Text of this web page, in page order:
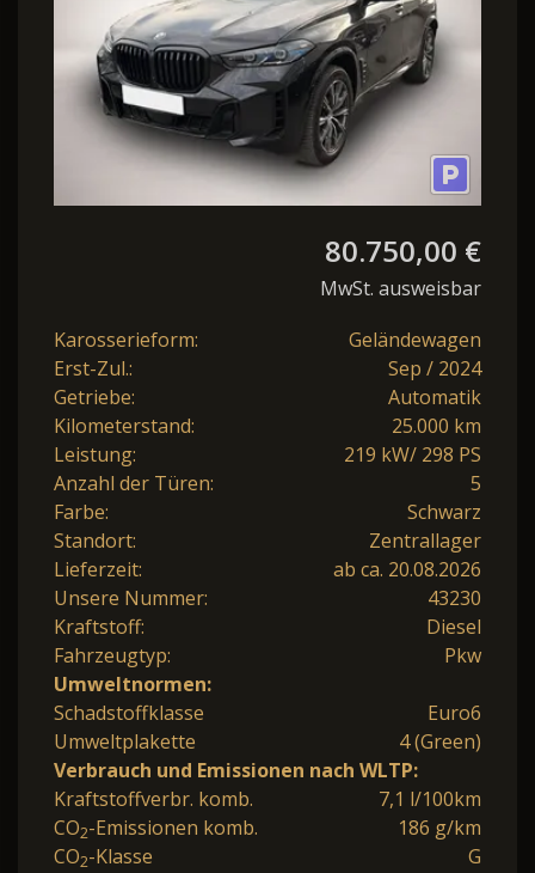
80.750,00 €
MwSt. ausweisbar
Karosserieform:
Geländewagen
Erst-Zul.:
Sep / 2024
Getriebe:
Automatik
Kilometerstand:
25.000 km
Leistung:
219 kW/ 298 PS
Anzahl der Türen:
5
Farbe:
Schwarz
Standort:
Zentrallager
Lieferzeit:
ab ca. 20.08.2026
Unsere Nummer:
43230
Kraftstoff:
Diesel
Fahrzeugtyp:
Pkw
Umweltnormen:
Schadstoffklasse
Euro6
Umweltplakette
4 (Green)
Verbrauch und Emissionen nach WLTP:
Kraftstoffverbr. komb.
7,1 l/100km
CO2-Emissionen komb.
186 g/km
CO2-Klasse G